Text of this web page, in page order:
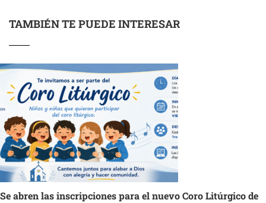
TAMBIÉN TE PUEDE INTERESAR
Se abren las inscripciones para el nuevo Coro Litúrgico de